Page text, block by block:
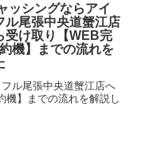
ッシングならアイ
ル尾張中央道蟹江店
受け取り【WEB完
機】までの流れを
ル尾張中央道蟹江店へ
機】までの流れを解説し